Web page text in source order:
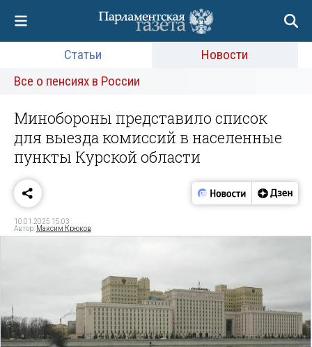
Статьи
Новости
Все о пенсиях в России
Минобороны представило список
для выезда комиссий в населенные
пункты Курской области
10.01.2025 15:03
Автор: Максим Крюков